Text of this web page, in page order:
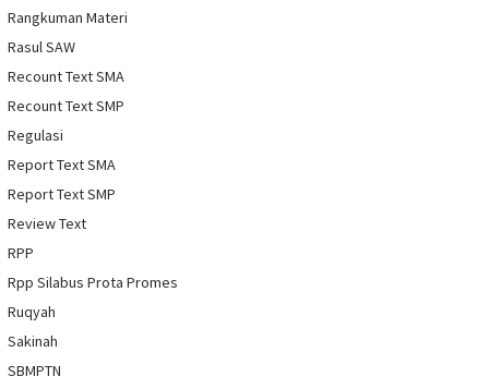
Rangkuman Materi
Rasul SAW
Recount Text SMA
Recount Text SMP
Regulasi
Report Text SMA
Report Text SMP
Review Text
RPP
Rpp Silabus Prota Promes
Ruqyah
Sakinah
SBMPTN